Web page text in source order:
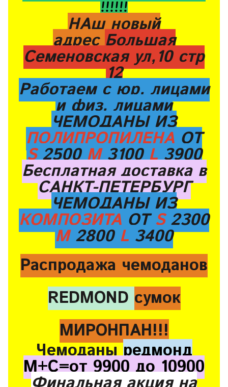
!!!!!!
НАш новый
адресБольшая
Семеновская ул,10 стр
12
Работаем с юр. лицами
и физ. лицами
ЧЕМОДАНЫ ИЗ
ПОЛИПРОПИЛЕНА ОТ
S2500M3100L3900
Бесплатная доставка в
САНКТ-ПЕТЕРБУРГ
ЧЕМОДАНЫ ИЗ
КОМПОЗИТА ОТS2300
M2800 L 3400
Распродажа чемоданов
REDMOND сумок
МИРОНПАН!!!
Чемоданыредмонд
М+С=от 9900 до 10900